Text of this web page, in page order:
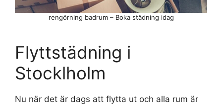
Flyttstädning i
Stocklholm
Nu när det är dags att flytta ut och alla rum är
rengörning badrum – Boka städning idag